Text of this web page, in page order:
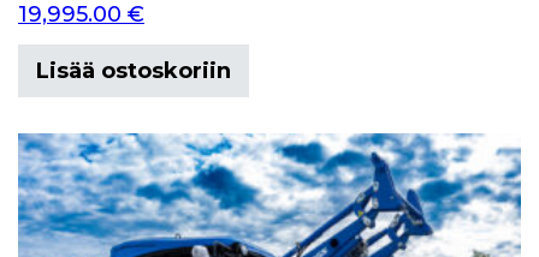
19,995.00 €
Lisää ostoskoriin